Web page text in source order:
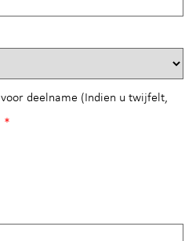
deelname (Indien u twijfelt,
*